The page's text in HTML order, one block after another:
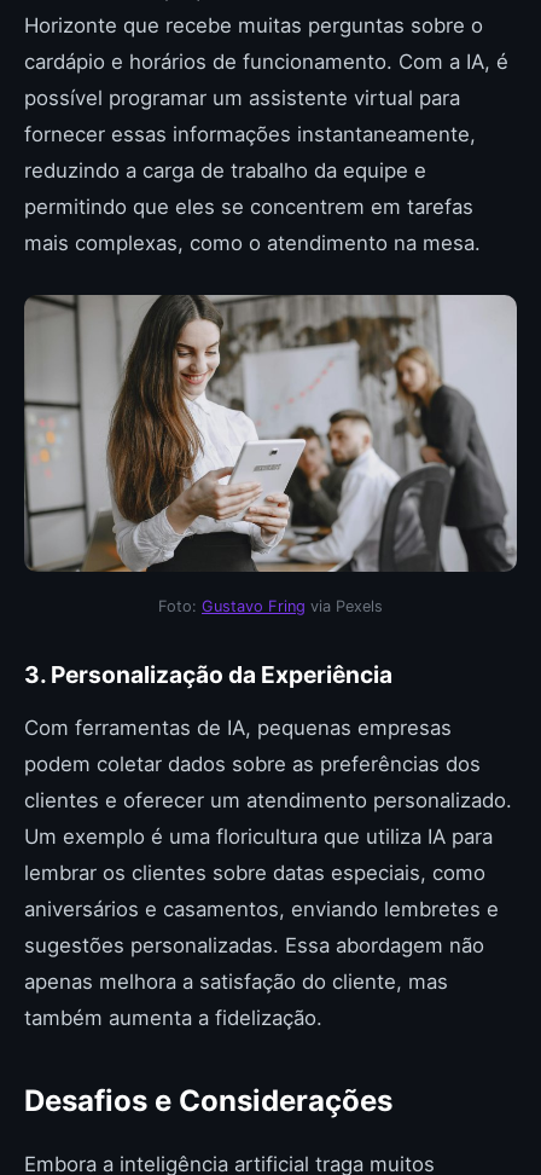
Horizonte que recebe muitas perguntas sobre o
cardápio e horários de funcionamento. Com a IA, é
possível programar um assistente virtual para
fornecer essas informações instantaneamente,
reduzindo a carga de trabalho da equipe e
permitindo que eles se concentrem em tarefas
mais complexas, como o atendimento na mesa.
Foto: Gustavo Fring via Pexels
3. Personalização da Experiência
Com ferramentas de IA, pequenas empresas
podem coletar dados sobre as preferências dos
clientes e oferecer um atendimento personalizado.
Um exemplo é uma floricultura que utiliza IA para
lembrar os clientes sobre datas especiais, como
aniversários e casamentos, enviando lembretes e
sugestões personalizadas. Essa abordagem não
apenas melhora a satisfação do cliente, mas
também aumenta a fidelização.
Desafios e Considerações
Embora a inteligência artificial traga muitos